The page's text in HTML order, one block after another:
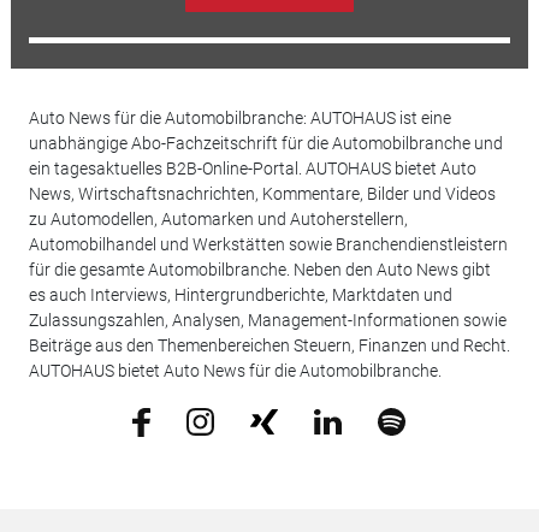
Auto News für die Automobilbranche: AUTOHAUS ist eine
unabhängige Abo-Fachzeitschrift für die Automobilbranche und
ein tagesaktuelles B2B-Online-Portal. AUTOHAUS bietet Auto
News, Wirtschaftsnachrichten, Kommentare, Bilder und Videos
zu Automodellen, Automarken und Autoherstellern,
Automobilhandel und Werkstätten sowie Branchendienstleistern
für die gesamte Automobilbranche. Neben den Auto News gibt
es auch Interviews, Hintergrundberichte, Marktdaten und
Zulassungszahlen, Analysen, Management-Informationen sowie
Beiträge aus den Themenbereichen Steuern, Finanzen und Recht.
AUTOHAUS bietet Auto News für die Automobilbranche.